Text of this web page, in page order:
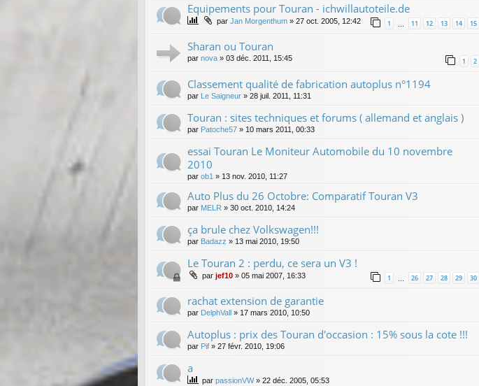
Equipements pour Touran - ichwillautoteile.de
par Jan Morgenthum » 27 oct. 2005, 12:42 1 11 12 13 14 15
Sharan ou Touran
par nova » 03 déc. 2011, 15:45 1 2
Classement qualité de fabrication autoplus n°1194
par Le Saigneur » 28 juil. 2011, 11:31
Touran : sites techniques et forums ( allemand et anglais )
par Patoche57 » 10 mars 2011, 00:33
essai Touran Le Moniteur Automobile du 10 novembre
2010
par ob1 » 13 nov. 2010, 11:27
Auto Plus du 26 Octobre: Comparatif Touran V3
par MELR » 30 oct. 2010, 14:24
ça brule chez Volkswagen!!!
par Badazz » 13 mai 2010, 19:50
Le Touran 2 : perdu, ce sera un V3 !
par jef10 » 05 mai 2007, 16:33 1 … 26 27 28 29 30
rachat extension de garantie
par DelphVall » 17 mars 2010, 10:50
Autoplus : prix des Touran d'occasion : 15% sous la cote !!!
par Pif » 27 févr. 2010, 19:06
a
par passionVW» 22 déc. 2005, 05:53